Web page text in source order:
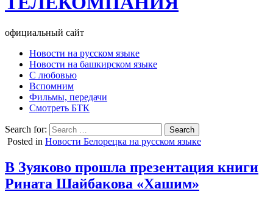
официальный сайт
Новости на русском языке
Новости на башкирском языке
С любовью
Вспомним
Фильмы, передачи
Смотреть БТК
Search for:
Posted in Новости Белорецка на русском языке
В Зуяково прошла презентация книги
Рината Шайбакова «Хашим»